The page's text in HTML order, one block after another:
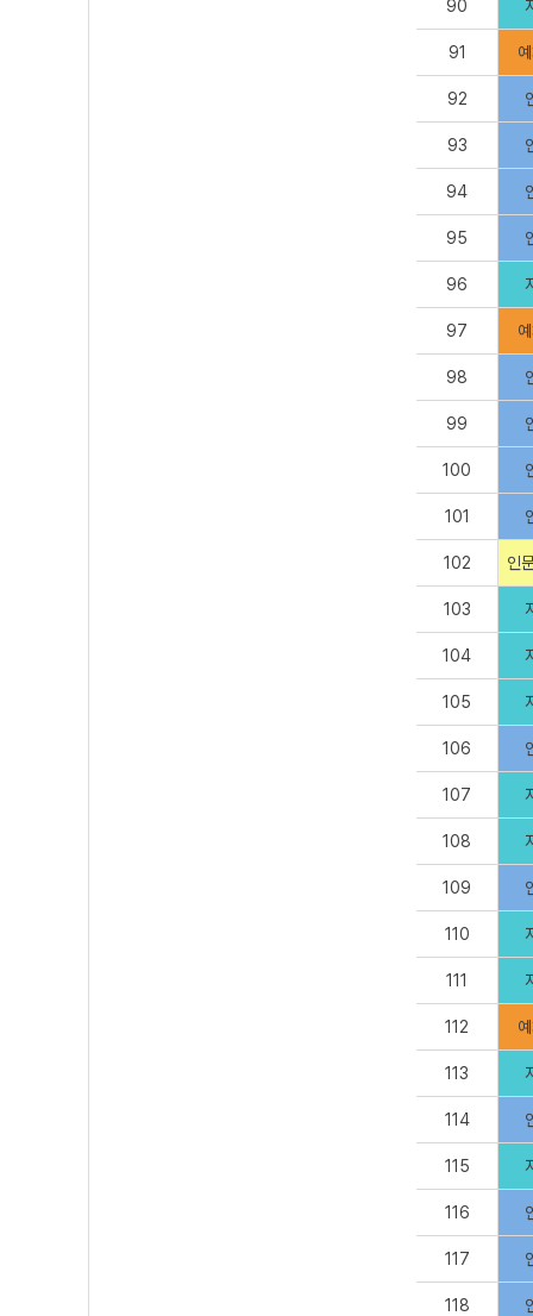
90
91
92
93
94
95
96
97
98
99
100
101
102 인
103
104
105
106
107
108
109
110
111
112
113
114
115
116
117
118